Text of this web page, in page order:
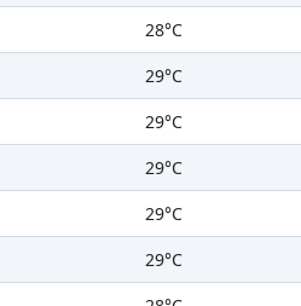
28°C
29°C
29°C
29°C
29°C
29°C